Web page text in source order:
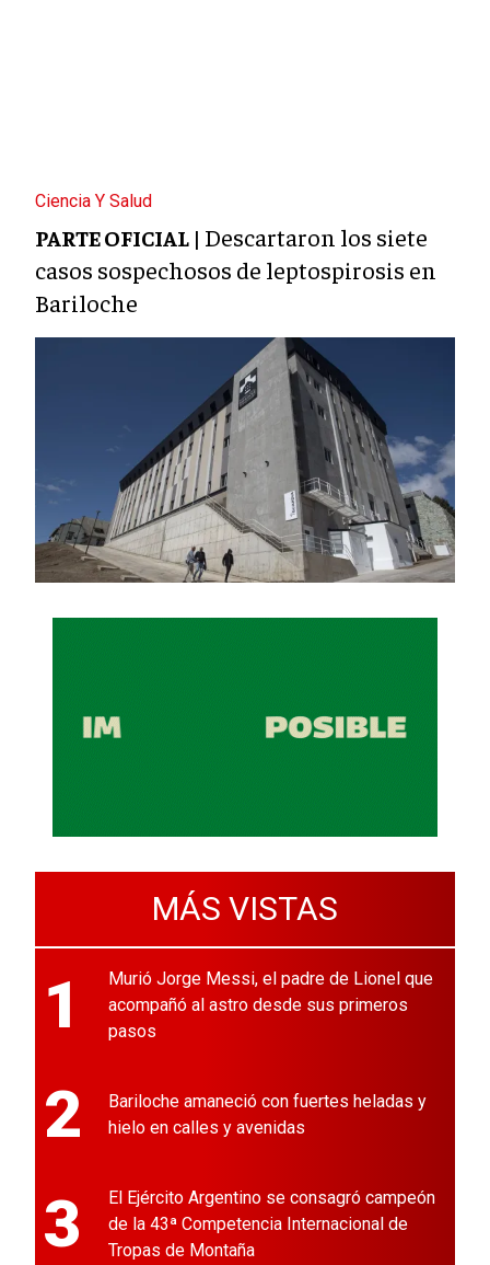
Ciencia Y Salud
PARTE OFICIAL | Descartaron los siete
casos sospechosos de leptospirosis en
Bariloche
MÁS VISTAS
1
Murió Jorge Messi, el padre de Lionel que
acompañó al astro desde sus primeros
pasos
2
Bariloche amaneció con fuertes heladas y
hielo en calles y avenidas
3
El Ejército Argentino se consagró campeón
de la 43ª Competencia Internacional de
Tropas de Montaña